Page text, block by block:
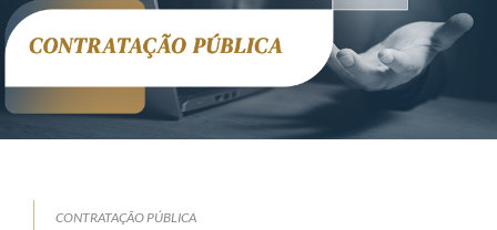
CONTRATAÇÃO PÚBLICA